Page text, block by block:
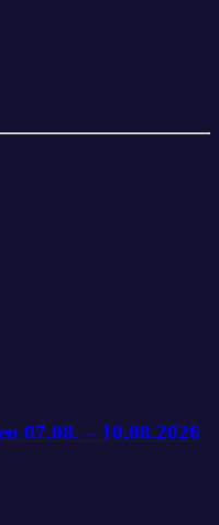
07.08. – 10.08.2026